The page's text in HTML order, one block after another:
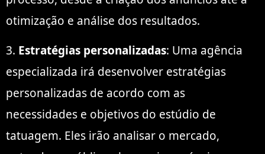
otimização e análise dos resultados.
3. Estratégias personalizadas: Uma agência
especializada irá desenvolver estratégias
personalizadas de acordo com as
necessidades e objetivos do estúdio de
tatuagem. Eles irão analisar o mercado,